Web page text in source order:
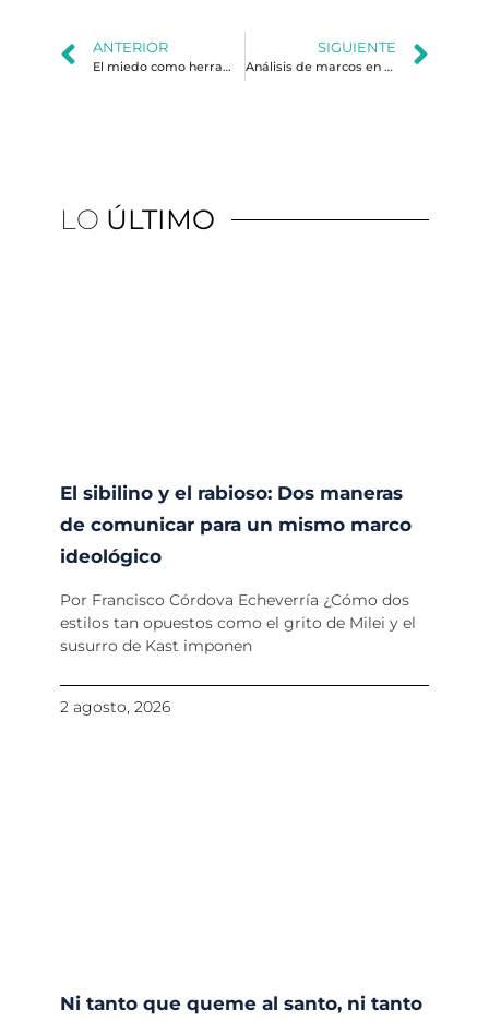
ANTERIOR
El miedo como herramienta política
SIGUIENTE
Análisis de marcos en el contexto de Un violador en tu camino: micromovilización, redes y significados
LO ÚLTIMO
El sibilino y el rabioso: Dos maneras
de comunicar para un mismo marco
ideológico
Por Francisco Córdova Echeverría ¿Cómo dos
estilos tan opuestos como el grito de Milei y el
susurro de Kast imponen
2 agosto, 2026
Ni tanto que queme al santo, ni tanto